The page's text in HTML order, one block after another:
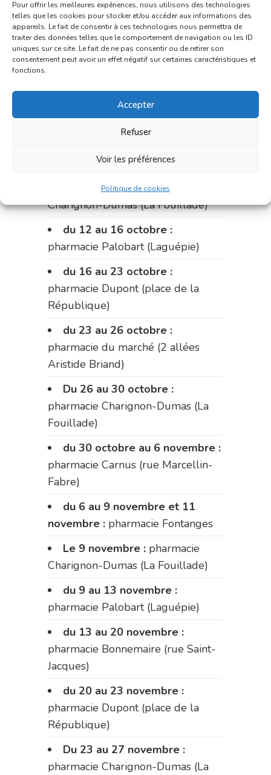
Pour offrir les meilleures expériences, nous utilisons des technologies
telles que les cookies pour stocker et/ou accéder aux informations des
appareils. Le fait de consentir à ces technologies nous permettra de
traiter des données telles que le comportement de navigation ou les ID
uniques sur ce site. Le fait de ne pas consentir ou de retirer son
consentement peut avoir un effet négatif sur certaines caractéristiques et
fonctions.
Accepter
Refuser
Voir les préférences
Politique de cookies
pharmacie du marché (2 allées
Aristide Briand)
Du 28 septembre au 1er
octobre :pharmacie Charignon-
du 2 au 9 octobre :
Bonnemaire (rue Saint-Jacques)
Carnus (rue Marcellin-Fabre)
Le 12 octobre :pharmacie
Charignon-Dumas (La Fouillade)
du 12 au 16 octobre :
pharmacie Palobart (Laguépie)
du 16 au 23 octobre :
pharmacie Dupont (place de la
République)
du 23 au 26 octobre :
pharmacie du marché (2 allées
Aristide Briand)
Du 26 au 30 octobre :
pharmacie Charignon-Dumas (La
Fouillade)
du 30 octobre au 6 novembre :
pharmacie Carnus (rue Marcellin-
Fabre)
du 6 au 9 novembre et 11
novembre : pharmacie Fontanges
Le 9 novembre : pharmacie
Charignon-Dumas (La Fouillade)
du 9 au 13 novembre :
pharmacie Palobart (Laguépie)
du 13 au 20 novembre :
pharmacie Bonnemaire (rue Saint-
Jacques)
du 20 au 23 novembre :
pharmacie Dupont (place de la
République)
Du 23 au 27 novembre :
pharmacie Charignon-Dumas (La